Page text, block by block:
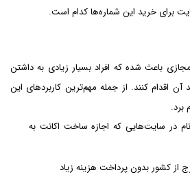
برای خرید این شماره‌ها کدام است.
باعث شده که افراد بسیار زیادی به داشتن
اقدام کنند. از جمله مهم‌ترین کاربردهای این
برد.
در سایت‌هایی که اجازه ساخت اکانت به
از کشور بدون پرداخت هزینه زیاد